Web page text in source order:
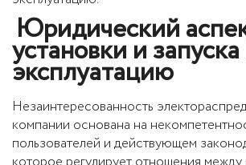
Юридический
установки и
эксплуатацию
Незаинтересованность
компании основана на
пользователей и действующем